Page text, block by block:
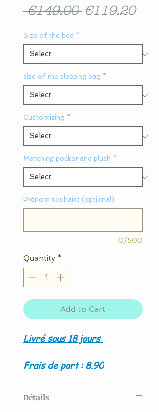
€149.00 Regular
€119.20Sale
Size of the bed *
size of the sleeping bag *
Customizing *
Matching pocket and plush *
Prénom souhaité (optional)
0/500
Quantity *
Add to Cart
Livré sous 18 jours
Frais de port : 8.90
Détails